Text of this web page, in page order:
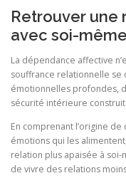
Retrouver une
avec soi-
La dépendance affective
souffrance relationnelle se
émotionnelles profondes,
sécurité intérieure
En comprenant l’origine
émotions qui les
relation plus apaisée à
de vivre des relations